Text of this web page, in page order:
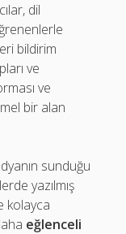
dil
bildirim
ve
ve
bir alan
sunduğu
yazılmış
kolayca
eğlenceli